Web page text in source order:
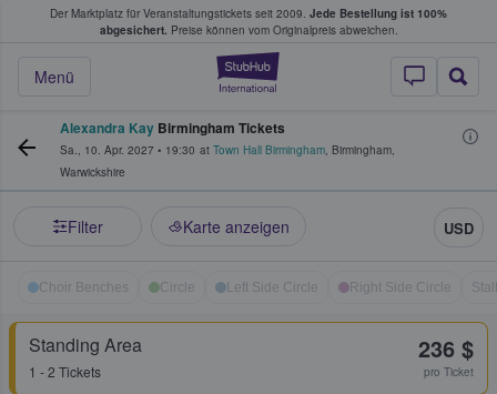
Der Marktplatz für Veranstaltungstickets seit 2009. Jede Bestellung ist 100%
abgesichert. Preise können vom Originalpreis abweichen.
StubHub - Wo
Menü
Tickets kaufen & verkaufen
Alexandra Kay Birmingham Tickets
Sa., 10. Apr. 2027 • 19:30 at Town Hall Birmingham, Birmingham,
Warwickshire
Filter Karte anzeigen USD
Choir Benches Circle Left Side Circle Right Side Circle
Standing Area
1 - 2 Tickets
236 $
pro Ticket